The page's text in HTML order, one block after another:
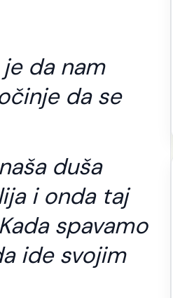
da nam
da se
duša
i onda taj
spavamo
ide svojim